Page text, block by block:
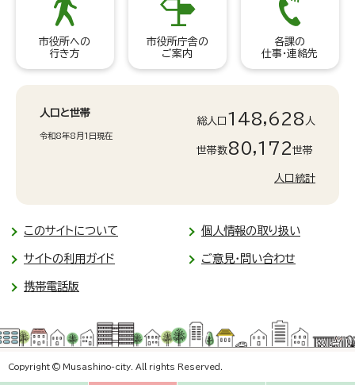
市役所への
行き方
市役所庁舎の
ご案内
各課の
仕事・連絡先
人口と世帯
令和8年8月1日現在
総人口 148,628 人
世帯数80,172世帯
人口統計
このサイトについて 個人情報の取り扱い
サイトの利用ガイド ご意見・問い合わせ
携帯電話版
Copyright © Musashino-city. All rights Reserved.